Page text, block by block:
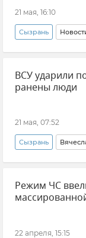
21 мая, 16:10
Сызрань
Обстрелы ВСУ
ВСУ
ВСУ ударили
ранены люди
21 мая, 07:52
Сызрань
Самарская область
Происшествия
Режим ЧС
22 апреля, 15:15